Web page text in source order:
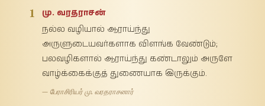
1
மு. வரதராசன்
நல்ல வழியால் ஆராய்ந்து
அருளுடையவர்களாக விளங்க வேண்டும்;
பலவழிகளால் ஆராய்ந்து கண்டாலும் அருளே
வாழ்க்கைக்குத் துணையாக இருக்கும்.
— பேராசிரியர் மு. வரதராசனார்